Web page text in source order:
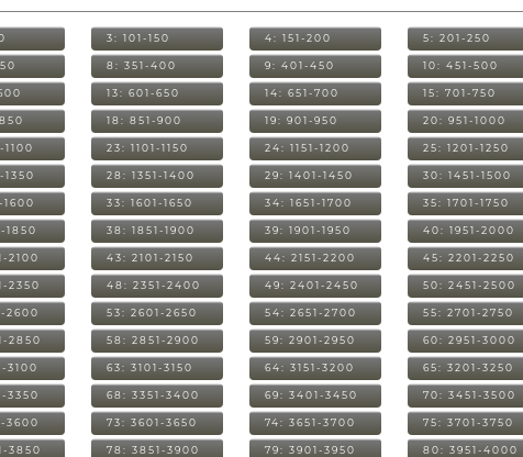
3: 101-150 4: 151-200 5: 201-250
8: 351-400 9: 401-450 10: 451-500
13: 601-650 14: 651-700 15: 701-750
18: 851-900 19: 901-950 20: 951-1000
1100 23: 1101-1150 24: 1151-1200 25: 1201-1250
1350 28: 1351-1400 29: 1401-1450 30: 1451-1500
1600 33: 1601-1650 34: 1651-1700 35: 1701-1750
1850 38: 1851-1900 39: 1901-1950 40: 1951-2000
2100 43: 2101-2150 44: 2151-2200 45: 2201-2250
2350 48: 2351-2400 49: 2401-2450 50: 2451-2500
2600 53: 2601-2650 54: 2651-2700 55: 2701-2750
2850 58: 2851-2900 59: 2901-2950 60: 2951-3000
3100 63: 3101-3150 64: 3151-3200 65: 3201-3250
3350 68: 3351-3400 69: 3401-3450 70: 3451-3500
3600 73: 3601-3650 74: 3651-3700 75: 3701-3750
3850 78: 3851-3900 79: 3901-3950 80: 3951-4000